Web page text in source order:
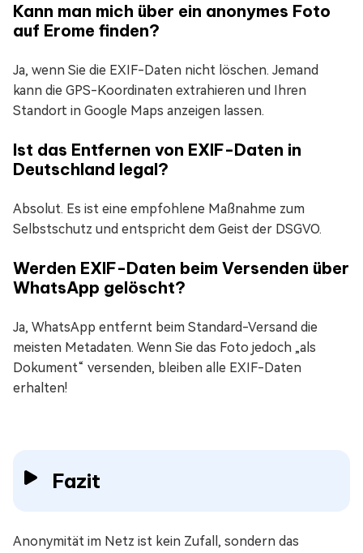
Kann man mich über ein anonymes Foto
auf Erome finden?
Ja, wenn Sie die EXIF-Daten nicht löschen. Jemand
kann die GPS-Koordinaten extrahieren und Ihren
Standort in Google Maps anzeigen lassen.
Ist das Entfernen von EXIF-Daten in
Deutschland legal?
Absolut. Es ist eine empfohlene Maßnahme zum
Selbstschutz und entspricht dem Geist der DSGVO.
Werden EXIF-Daten beim Versenden über
WhatsApp gelöscht?
Ja, WhatsApp entfernt beim Standard-Versand die
meisten Metadaten. Wenn Sie das Foto jedoch „als
Dokument“ versenden, bleiben alle EXIF-Daten
erhalten!
Fazit
Anonymität im Netz ist kein Zufall, sondern das